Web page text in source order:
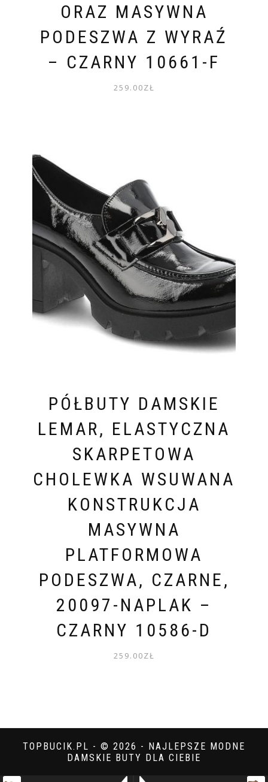
ORAZ MASYWNA
PODESZWA Z WYRAŹ
– CZARNY 10661-F
259.00ZŁ
PÓŁBUTY DAMSKIE
LEMAR, ELASTYCZNA
SKARPETOWA
CHOLEWKA WSUWANA
KONSTRUKCJA
MASYWNA
PLATFORMOWA
PODESZWA, CZARNE,
20097-NAPLAK –
CZARNY 10586-D
259.00ZŁ
TOPBUCIK.PL - © 2026 - NAJLEPSZE MODNE
DAMSKIE BUTY DLA CIEBIE